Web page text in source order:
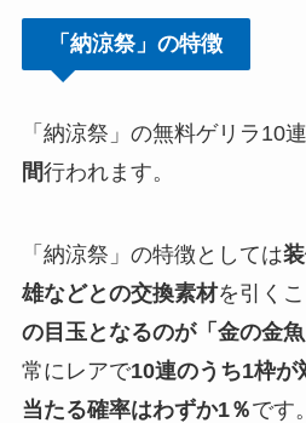
「納涼祭」の特徴
「納涼祭」の無料ゲリラ10
間行われます。
「納涼祭」の特徴としては
雄などとの交換素材を引くこ
の目玉となるのが「金の金魚
常にレアで10連のうち1枠が
当たる確率はわずか1％です